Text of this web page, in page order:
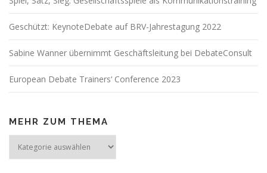
Geschützt: KeynoteDebate auf BRV-Jahrestagung 2022
Sabine Wanner übernimmt Geschäftsleitung bei DebateConsult
European Debate Trainers‘ Conference 2023
MEHR ZUM THEMA
zum